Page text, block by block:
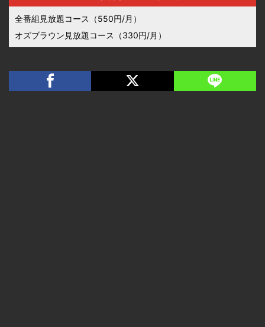
全番組見放題コース（550円/月）
オズブラウン見放題コース（330円/月）